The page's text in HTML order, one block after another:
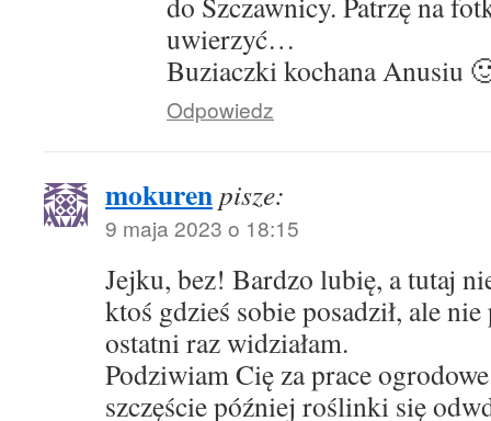
uwierzyć…
Buziaczki kochana Anusiu
Odpowiedz
mokurenpisze:
9 maja 2023 o 18:15
Jejku, bez! Bardzo lubię, a tutaj
ktoś gdzieś sobie posadził, ale
ostatni raz widziałam.
Podziwiam Cię za prace
szczęście później roślinki się